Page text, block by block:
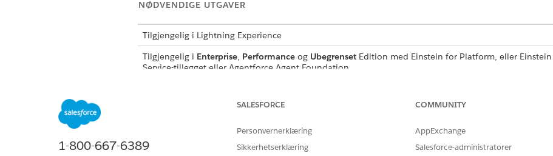
NØDVENDIGE UTGAVER
Tilgjengelig i Lightning Experience
Tilgjengelig i Enterprise, Performanceog UbegrensetEdition med Einstein for Platform, eller
Service-tillegget eller Agentforce Agent Foundation
Behandle ledetekstmaler
Utfør ledetekstmaler
1-800-667-6389
SALESFORCE
Personvernerklæring
Sikkerhetserklæring
COMMUNITY
AppExchange
Salesforce-administratorer